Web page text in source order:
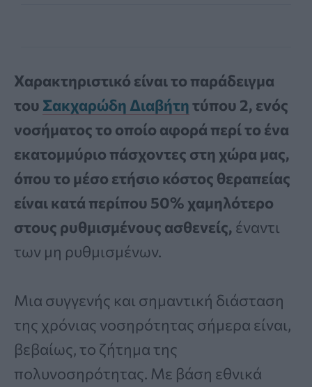
Χαρακτηριστικό είναι το παράδειγμα
του Σακχαρώδη Διαβήτητύπου 2, ενός
νοσήματος το οποίο αφορά περί το ένα
εκατομμύριο πάσχοντες στη χώρα μας,
όπου το μέσο ετήσιο κόστος θεραπείας
είναι κατά περίπου 50% χαμηλότερο
στους ρυθμισμένους ασθενείς, έναντι
των μη ρυθμισμένων.
Μια συγγενής και σημαντική διάσταση
της χρόνιας νοσηρότητας σήμερα είναι,
βεβαίως, το ζήτημα της
πολυνοσηρότητας. Με βάση εθνικά